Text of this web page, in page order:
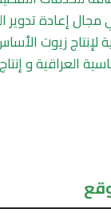
إعادة تدوير
لإنتاج زيوت
العراقية و